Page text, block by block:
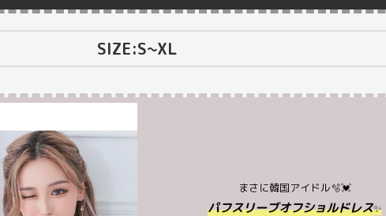
SIZE:S~XL
まさに韓国アイドル🫧💓
パフスリーブオフショルドレス✨